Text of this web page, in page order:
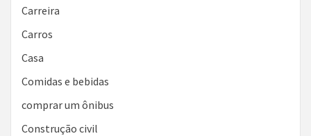
Carreira
Carros
Casa
Comidas e bebidas
comprar um ônibus
Construção civil